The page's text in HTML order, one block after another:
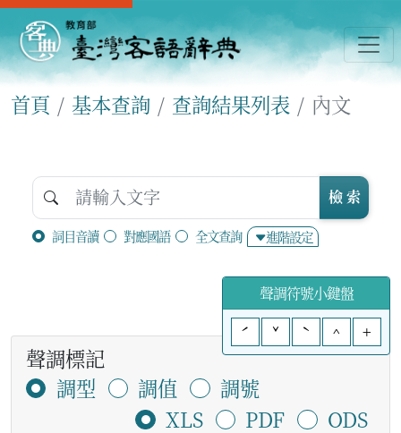
首頁 基本查詢 查詢結果列表 內文
詞目音讀 對應國語 全文查詢 進階設定
檢 索
聲調符號小鍵盤
ˊ
ˇ ˋ ^ +
聲調標記
調型
調值
調號
XLS
PDF
ODS